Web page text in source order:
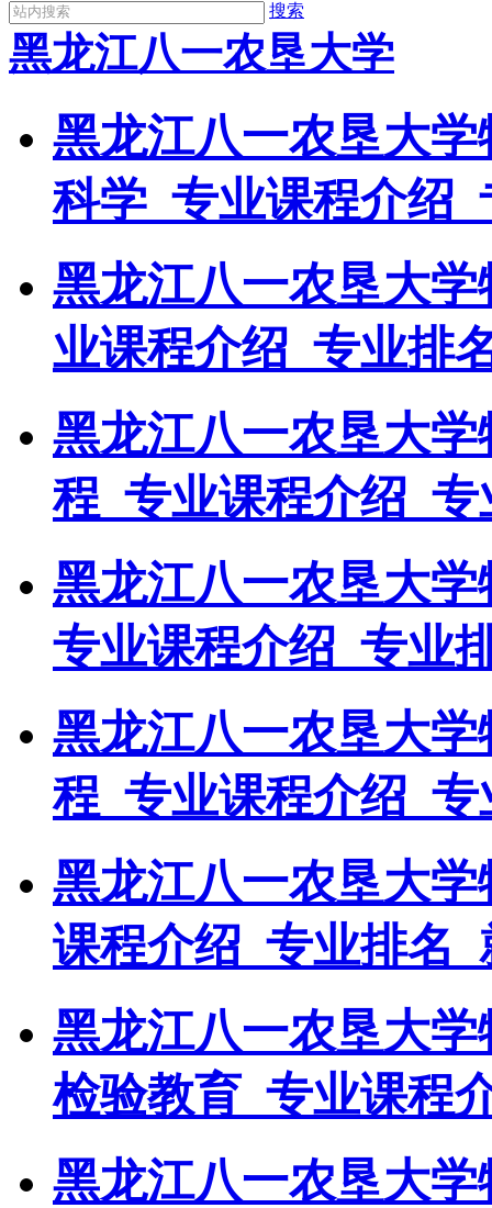
搜索
黑龙江八一农垦大学
黑龙江八一农垦大
科学_专业课程介绍
黑龙江八一农垦大
业课程介绍_专业排
黑龙江八一农垦大
程_专业课程介绍_
黑龙江八一农垦大
专业课程介绍_专业
黑龙江八一农垦大
程_专业课程介绍_
黑龙江八一农垦大
课程介绍_专业排名
黑龙江八一农垦大
检验教育_专业课程
黑龙江八一农垦大